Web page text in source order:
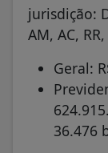
jurisdição:
AM, AC,
Geral:
36.476